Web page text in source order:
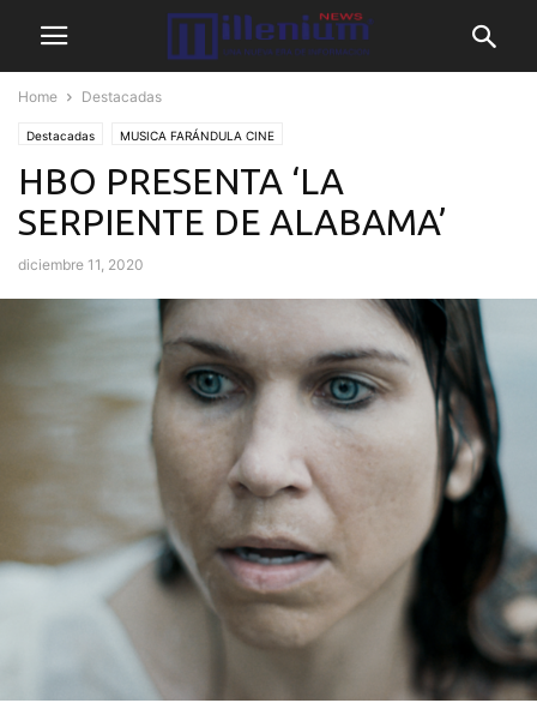
Home Destacadas
Destacadas MUSICA FARÁNDULA CINE
HBO PRESENTA ‘LA
SERPIENTE DE ALABAMA’
diciembre 11, 2020